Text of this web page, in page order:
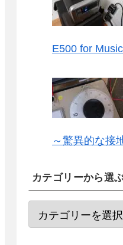
E500 for
～驚異的な接
カテゴリーから選ぶ